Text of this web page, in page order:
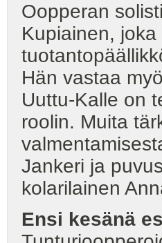
Oopperan
Kupiainen,
Hän vastaa
Uuttu-Kalle on
roolin. Muita
Jankeri ja
kolarilainen
Ensi kesänä